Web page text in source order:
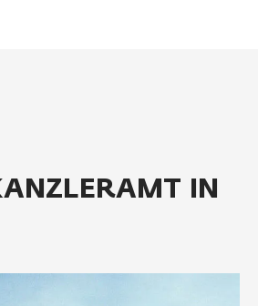
IN